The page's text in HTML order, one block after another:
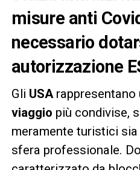
misure anti
necessario
autorizzazione
Gli USArappresentano
viaggio più condivise,
meramente turistici
sfera professionale.